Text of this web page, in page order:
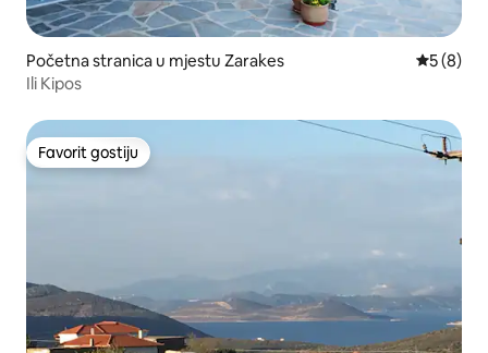
Početna stranica u mjestu Zarakes
5 (8)
Ili Kipos
Favorit gostiju
Favorit gostiju